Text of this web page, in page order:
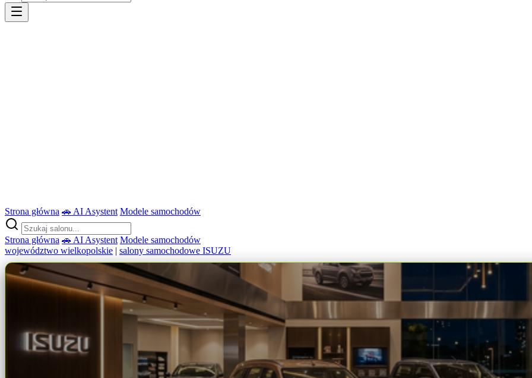
Strona główna 🚗 AI Asystent Modele samochodów
Strona główna 🚗 AI Asystent Modele samochodów
województwo wielkopolskie | salony samochodowe ISUZU